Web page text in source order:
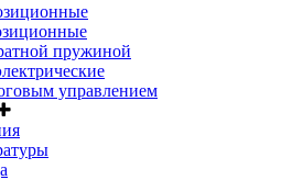
пружиной
управлением